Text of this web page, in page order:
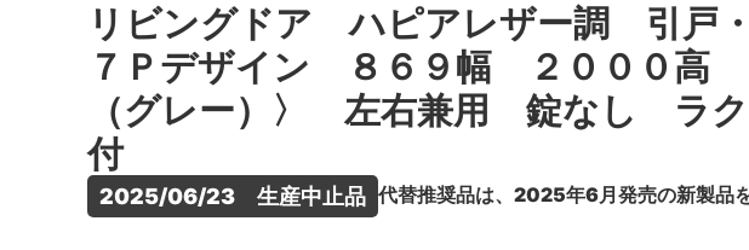
リビングドア ハピアレザー調 引
７Ｐデザイン ８６９幅 ２０００高
（グレー）〉 左右兼用 錠なし ラ
付
2025/06/23　生産中止品 代替推奨品は、2025年6月発売の新製品を